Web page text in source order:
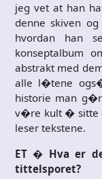
jeg vet at han
denne skiven
hvordan han
konseptalbum
abstrakt med
alle l�tene
historie man
v�re kult � sitte
leser tekstene.
ET � Hva er
tittelsporet?